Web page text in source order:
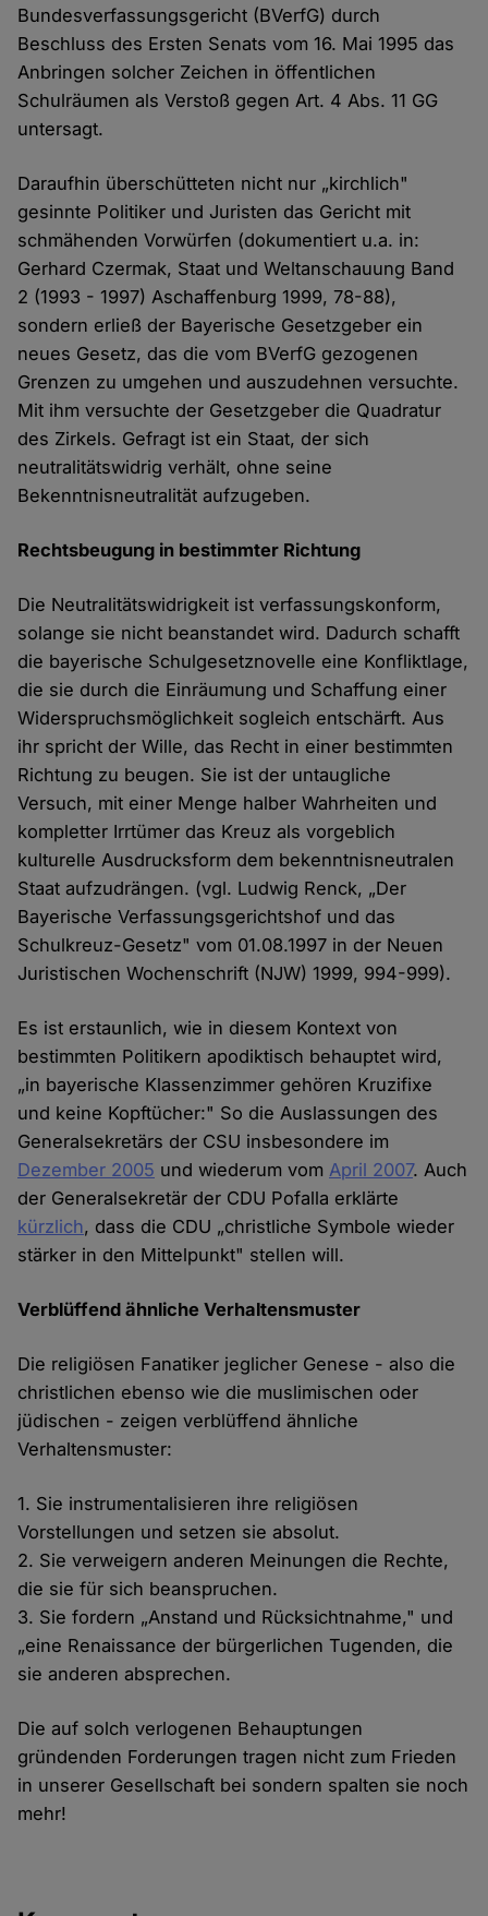
Bundesverfassungsgericht (BVerfG) durch
Beschluss des Ersten Senats vom 16. Mai 1995 das
Anbringen solcher Zeichen in öffentlichen
Schulräumen als Verstoß gegen Art. 4 Abs. 11 GG
untersagt.
Daraufhin überschütteten nicht nur „kirchlich"
gesinnte Politiker und Juristen das Gericht mit
schmähenden Vorwürfen (dokumentiert u.a. in:
Gerhard Czermak, Staat und Weltanschauung Band
2 (1993 - 1997) Aschaffenburg 1999, 78-88),
sondern erließ der Bayerische Gesetzgeber ein
neues Gesetz, das die vom BVerfG gezogenen
Grenzen zu umgehen und auszudehnen versuchte.
Mit ihm versuchte der Gesetzgeber die Quadratur
des Zirkels. Gefragt ist ein Staat, der sich
neutralitätswidrig verhält, ohne seine
Bekenntnisneutralität aufzugeben.
Rechtsbeugung in bestimmter Richtung
Die Neutralitätswidrigkeit ist verfassungskonform,
solange sie nicht beanstandet wird. Dadurch schafft
die bayerische Schulgesetznovelle eine Konfliktlage,
die sie durch die Einräumung und Schaffung einer
Widerspruchsmöglichkeit sogleich entschärft. Aus
ihr spricht der Wille, das Recht in einer bestimmten
Richtung zu beugen. Sie ist der untaugliche
Versuch, mit einer Menge halber Wahrheiten und
kompletter Irrtümer das Kreuz als vorgeblich
kulturelle Ausdrucksform dem bekenntnisneutralen
Staat aufzudrängen. (vgl. Ludwig Renck, „Der
Bayerische Verfassungsgerichtshof und das
Schulkreuz-Gesetz" vom 01.08.1997 in der Neuen
Juristischen Wochenschrift (NJW) 1999, 994-999).
Es ist erstaunlich, wie in diesem Kontext von
bestimmten Politikern apodiktisch behauptet wird,
„in bayerische Klassenzimmer gehören Kruzifixe
und keine Kopftücher:" So die Auslassungen des
Generalsekretärs der CSU insbesondere im
Dezember 2005 und wiederum vomApril 2007. Auch
der Generalsekretär der CDU Pofalla erklärte
kürzlich, dass die CDU „christliche Symbole wieder
stärker in den Mittelpunkt" stellen will.
Verblüffend ähnliche Verhaltensmuster
Die religiösen Fanatiker jeglicher Genese - also die
christlichen ebenso wie die muslimischen oder
jüdischen - zeigen verblüffend ähnliche
Verhaltensmuster:
1. Sie instrumentalisieren ihre religiösen
Vorstellungen und setzen sie absolut.
2. Sie verweigern anderen Meinungen die Rechte,
die sie für sich beanspruchen.
3. Sie fordern „Anstand und Rücksichtnahme," und
„eine Renaissance der bürgerlichen Tugenden, die
sie anderen absprechen.
Die auf solch verlogenen Behauptungen
gründenden Forderungen tragen nicht zum Frieden
in unserer Gesellschaft bei sondern spalten sie noch
mehr!